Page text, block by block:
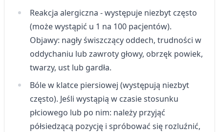
Reakcja alergiczna - występuje niezbyt często
(może wystąpić u 1 na 100 pacjentów).
Objawy: nagły świszczący oddech, trudności w
oddychaniu lub zawroty głowy, obrzęk powiek,
twarzy, ust lub gardła.
Bóle w klatce piersiowej (występują niezbyt
często). Jeśli wystąpią w czasie stosunku
płciowego lub po nim: należy przyjąć
półsiedzącą pozycję i spróbować się rozluźnić,